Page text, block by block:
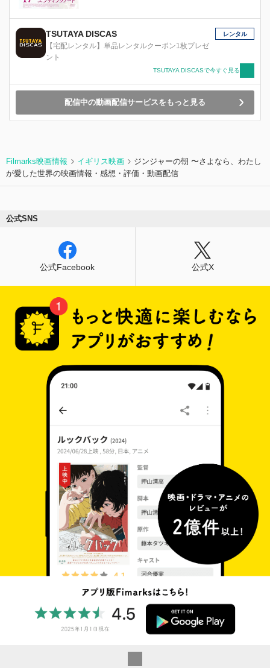
TSUTAYA DISCAS
【宅配レンタル】単品レンタルクーポン1枚プレゼ
ント
レンタル
TSUTAYA DISCASで今すぐ見る
配信中の動画配信サービスをもっと見る
Filmarks映画情報 イギリス映画
ジンジャーの朝 〜さよなら、わたし
が愛した世界の映画情報・感想・評価・動画配信
公式SNS
公式Facebook 公式X